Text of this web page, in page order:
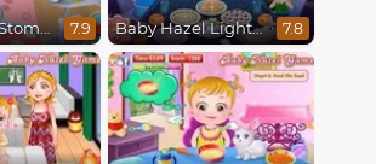
Baby Hazel Stomach Care 7.9 Baby Hazel Lighthouse Adventure 7.8